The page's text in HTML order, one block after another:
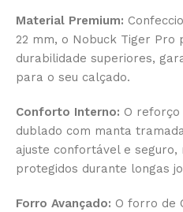
Material Premium:
22 mm, o Nobuck Tiger Pro
durabilidade superiores,
para o seu calçado.
Conforto Interno: O reforço
dublado com manta
ajuste confortável e seguro,
protegidos durante longas
Forro Avançado: O forro de